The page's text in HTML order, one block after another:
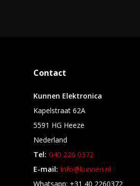
Contact
Kunnen Elektronica
Kapelstraat 62A
5591 HG Heeze
Nederland
Tel: 040 226 0372
E-mail: info@kunnen.nl
Whatsapp: +31 40 2260372